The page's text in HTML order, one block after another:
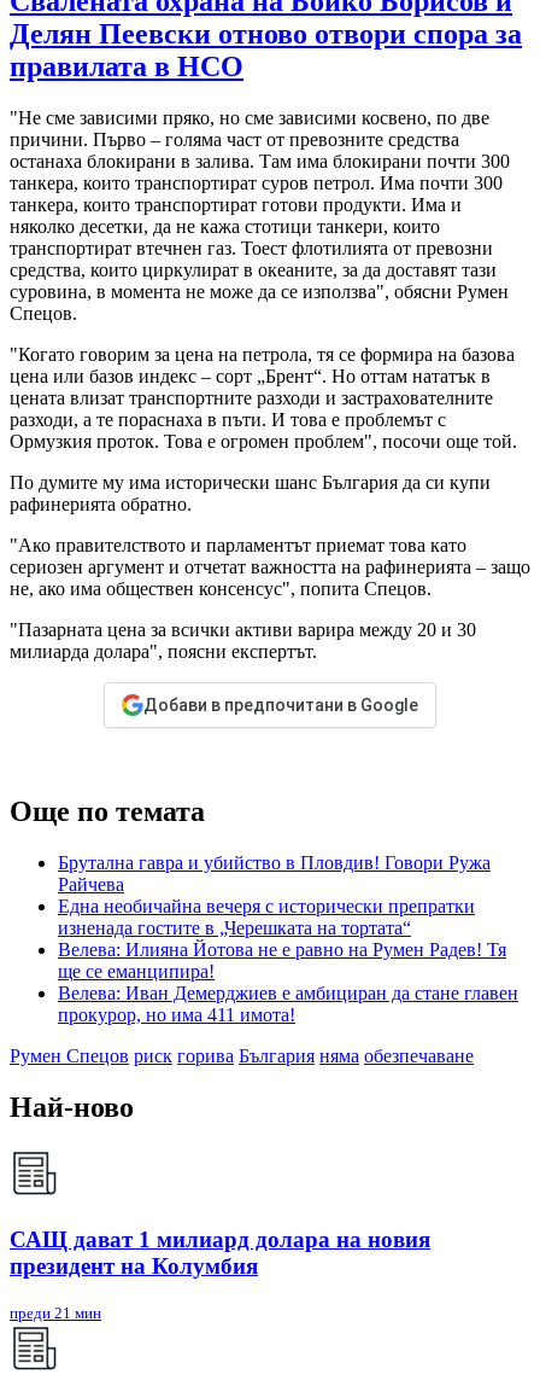
Делян Пеевски отново отвори спора за
правилата в НСО
"Не сме зависими пряко, но сме зависими косвено, по две
причини. Първо – голяма част от превозните средства
останаха блокирани в залива. Там има блокирани почти 300
танкера, които транспортират суров петрол. Има почти 300
танкера, които транспортират готови продукти. Има и
няколко десетки, да не кажа стотици танкери, които
транспортират втечнен газ. Тоест флотилията от превозни
средства, които циркулират в океаните, за да доставят тази
суровина, в момента не може да се използва", обясни Румен
Спецов.
"Когато говорим за цена на петрола, тя се формира на базова
цена или базов индекс – сорт „Брент“. Но оттам нататък в
цената влизат транспортните разходи и застрахователните
разходи, а те пораснаха в пъти. И това е проблемът с
Ормузкия проток. Това е огромен проблем", посочи още той.
По думите му има исторически шанс България да си купи
рафинерията обратно.
"Ако правителството и парламентът приемат това като
сериозен аргумент и отчетат важността на рафинерията – защо
не, ако има обществен консенсус", попита Спецов.
"Пазарната цена за всички активи варира между 20 и 30
милиарда долара", поясни експертът.
Добави в предпочитани в Google
Още по темата
Брутална гавра и убийство в Пловдив! Говори Ружа
Райчева
Една необичайна вечеря с исторически препратки
изненада гостите в „Черешката на тортата“
Велева: Илияна Йотова не е равно на Румен Радев! Тя
ще се еманципира!
Велева: Иван Демерджиев е амбициран да стане главен
прокурор, но има 411 имота!
Румен Спецов риск горива България няма обезпечаване
Най-ново
САЩ дават 1 милиард долара на новия
президент на Колумбия
преди 21 мин